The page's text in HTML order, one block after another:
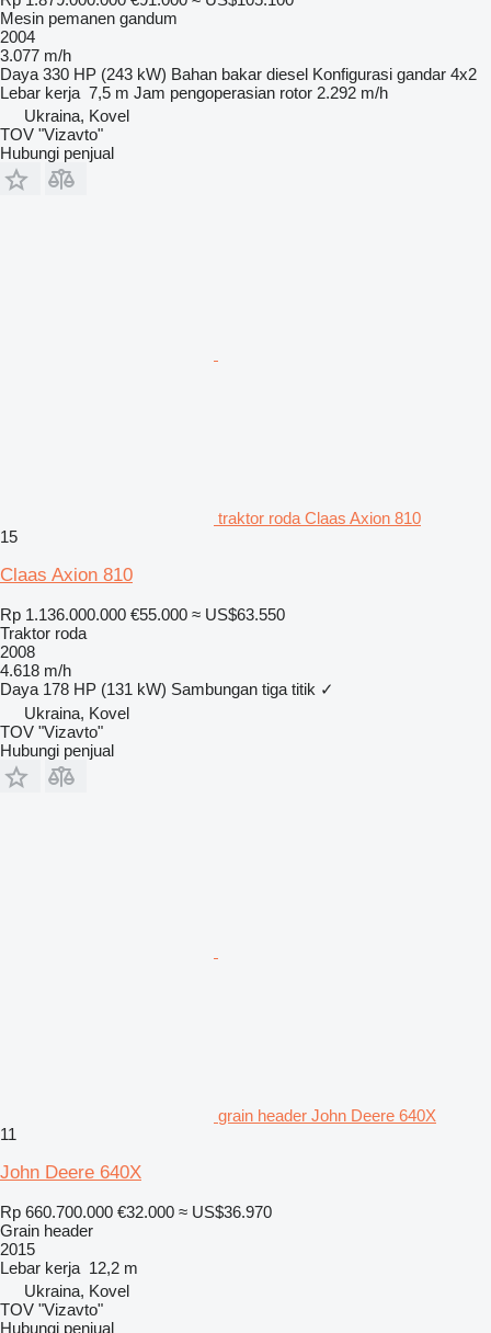
Mesin pemanen gandum
2004
3.077 m/h
Daya 330 HP (243 kW) Bahan bakar diesel Konfigurasi gandar 4x2
Lebar kerja 7,5 m Jam pengoperasian rotor 2.292 m/h
Ukraina, Kovel
TOV "Vizavto"
Hubungi penjual
traktor roda Claas Axion 810
15
Claas Axion 810
Rp 1.136.000.000 €55.000 ≈ US$63.550
Traktor roda
2008
4.618 m/h
Daya 178 HP (131 kW) Sambungan tiga titik ✓
Ukraina, Kovel
TOV "Vizavto"
Hubungi penjual
grain header John Deere 640X
11
John Deere 640X
Rp 660.700.000 €32.000 ≈ US$36.970
Grain header
2015
Lebar kerja 12,2 m
Ukraina, Kovel
TOV "Vizavto"
Hubungi penjual